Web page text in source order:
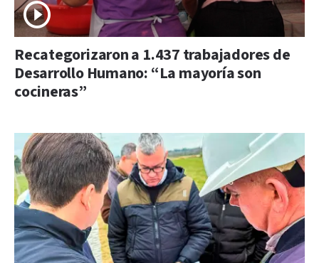
Recategorizaron a 1.437 trabajadores de
Desarrollo Humano: “La mayoría son
cocineras”